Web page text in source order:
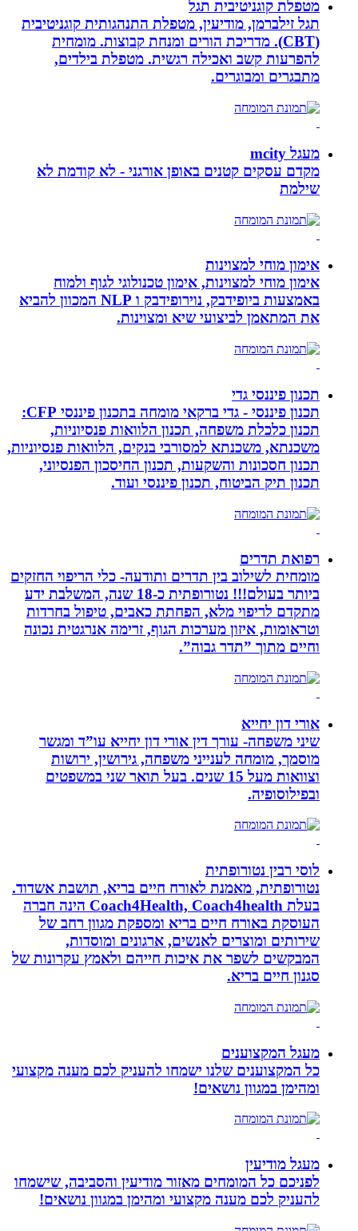
מטפלת קוגניטיבית תגל
תגל זילברמן, מודיעין, מטפלת התנהגותית קוגניטיבית
(CBT). מדריכת הורים ומנחת קבוצות. מומחית
להפרעות קשב ואכילה רגשית. מטפלת בילדים,
מתבגרים ומבוגרים.
מעגל mcity
מקדם עסקים קטנים באופן אורגני - לא קודמת לא
שילמת
אימון מוחי למצוינות
אימון מוחי למצוינות, אימון טכנולוגי לגוף ולמוח
באמצעות ביופידבק, נוירופידבק ו NLP המכוון להביא
את המתאמן לביצועי שיא ומצוינות.
תכנון פיננסי גדי
תכנון פיננסי - גדי ברקאי מומחה בתכנון פיננסי CFP:
תכנון כלכלת משפחה, תכנון הלוואות פנסיוניות,
משכנתא, משכנתא למסורבי בנקים, הלוואות פנסיוניות,
תכנון חסכונות והשקעות, תכנון החיסכון הפנסיוני,
תכנון תיק הביטוח, תכנון פיננסי ועוד.
רפואת תדרים
מומחית לשילוב בין תדרים ותודעה- כלי הריפוי החזקים
ביותר בעולם!!! נטורופתית כ-18 שנה, המשלבת ידע
מתקדם לריפוי מלא, הפחתת כאבים, טיפול בחרדות
וטראומות, איזון מערכות הגוף, זרימה אנרגטית נכונה
וחיים מתוך ”תדר גבוה”.
אורי דון יחייא
שיני משפחה- עורך דין אורי דון יחייא עו”ד ומגשר
מוסמך, מומחה לענייני משפחה, גירושין, ירושות
וצוואות מעל 15 שנים. בעל תואר שני במשפטים
ובפילוסופיה.
לוסי רבין נטורופתית
נטורופתית, מאמנת לאורח חיים בריא, תושבת אשדוד.
בעלת Coach4Health, Coach4health הינה חברה
העוסקת באורח חיים בריא ומספקת מגוון רחב של
שירותים ומוצרים לאנשים, ארגונים ומוסדות,
המבקשים לשפר את איכות חייהם ולאמץ עקרונות של
סגנון חיים בריא.
מעגל המקצוענים
כל המקצוענים שלנו ישמחו להעניק לכם מענה מקצועי
ומהימן במגוון נושאים!
מעגל מודיעין
לפניכם כל המומחים מאזור מודיעין והסביבה, שישמחו
להעניק לכם מענה מקצועי ומהימן במגוון נושאים!